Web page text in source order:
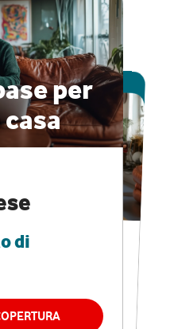
per
di
veloce e
speciali
VODAFONE CLUB